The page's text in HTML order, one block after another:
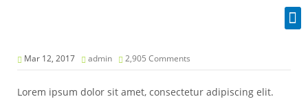
Mar 12, 2017 admin 2,905 Comments
Lorem ipsum dolor sit amet, consectetur adipiscing elit.